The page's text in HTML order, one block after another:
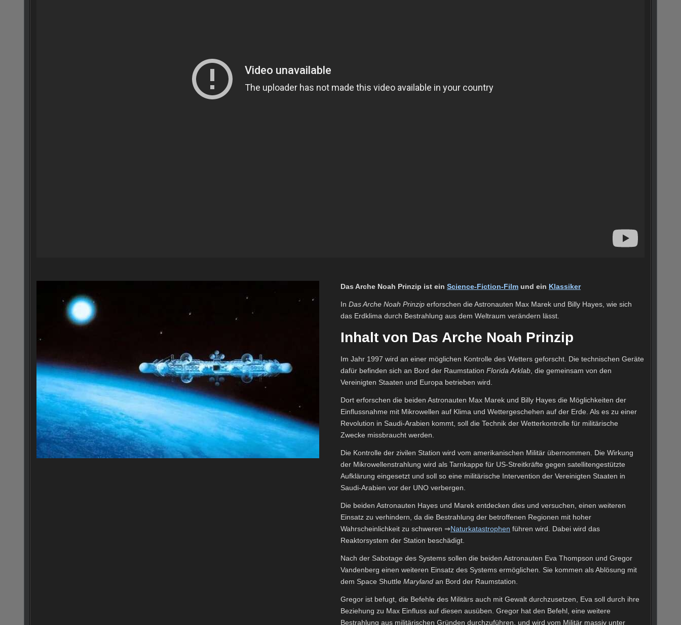
Das Arche Noah Prinzip ist ein Science-Fiction-Film und ein Klassiker
In Das Arche Noah Prinzip erforschen die Astronauten Max Marek und Billy Hayes, wie sich
das Erdklima durch Bestrahlung aus dem Weltraum verändern lässt.
Inhalt von Das Arche Noah Prinzip
Im Jahr 1997 wird an einer möglichen Kontrolle des Wetters geforscht. Die technischen Geräte
dafür befinden sich an Bord der Raumstation Florida Arklab , die gemeinsam von den
Vereinigten Staaten und Europa betrieben wird.
Dort erforschen die beiden Astronauten Max Marek und Billy Hayes die Möglichkeiten der
Einflussnahme mit Mikrowellen auf Klima und Wettergeschehen auf der Erde. Als es zu einer
Revolution in Saudi-Arabien kommt, soll die Technik der Wetterkontrolle für militärische
Zwecke missbraucht werden.
Die Kontrolle der zivilen Station wird vom amerikanischen Militär übernommen. Die Wirkung
der Mikrowellenstrahlung wird als Tarnkappe für US-Streitkräfte gegen satellitengestützte
Aufklärung eingesetzt und soll so eine militärische Intervention der Vereinigten Staaten in
Saudi-Arabien vor der UNO verbergen.
Die beiden Astronauten Hayes und Marek entdecken dies und versuchen, einen weiteren
Einsatz zu verhindern, da die Bestrahlung der betroffenen Regionen mit hoher
Wahrscheinlichkeit zu schweren ⇒Naturkatastrophen führen wird. Dabei wird das
Reaktorsystem der Station beschädigt.
Nach der Sabotage des Systems sollen die beiden Astronauten Eva Thompson und Gregor
Vandenberg einen weiteren Einsatz des Systems ermöglichen. Sie kommen als Ablösung mit
dem Space Shuttle Maryland an Bord der Raumstation.
Gregor ist befugt, die Befehle des Militärs auch mit Gewalt durchzusetzen, Eva soll durch ihre
Beziehung zu Max Einfluss auf diesen ausüben. Gregor hat den Befehl, eine weitere
Bestrahlung aus militärischen Gründen durchzuführen, und wird vom Militär massiv unter